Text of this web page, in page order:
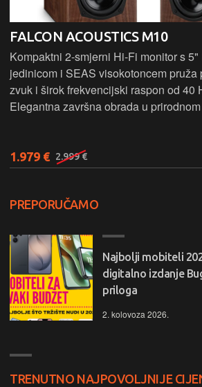
FALCON ACOUSTICS M10
Kompaktni 2-smjerni Hi-Fi monitor s
jedinicom i SEAS visokotoncem pruža
zvuk i širok frekvencijski raspon od 40
Elegantna završna obrada u
1.979 € 2.999 €
PREPORUČAMO
Najbolji mobiteli
digitalno izdanje
priloga
2. kolovoza 2026.
TRENUTNO NAJPOVOLJNIJE